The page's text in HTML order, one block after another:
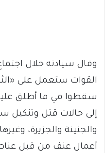
وقال سيادته خلال
القوات ستعمل على
سقطوا في ما أطلق
إلى حالات قتل
والجنينة والجزيرة،
أعمال عنف من قبل